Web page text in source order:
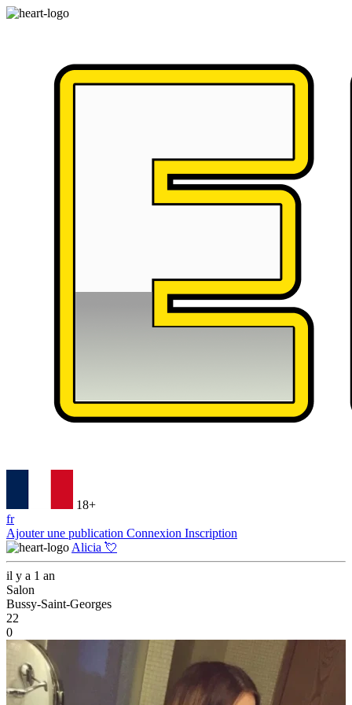
18+
fr
Ajouter une publication Connexion Inscription
Alicia 💘
il y a 1 an
Salon
Bussy-Saint-Georges
22
0